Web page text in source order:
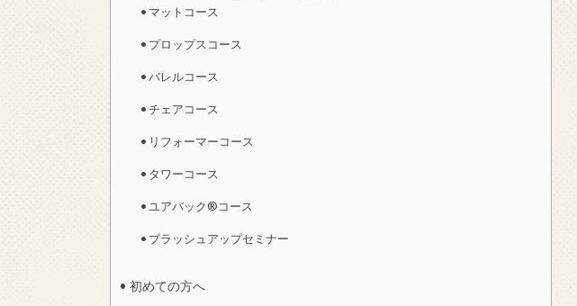
マットコース
プロップスコース
バレルコース
チェアコース
リフォーマーコース
タワーコース
ユアバック®コース
ブラッシュアップセミナー
初めての方へ